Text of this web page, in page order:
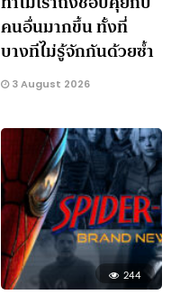
คนอื่นมากขึ้น ทั้งที่
บางทีไม่รู้จักกันด้วยซ้ำ
3 August 2026
244